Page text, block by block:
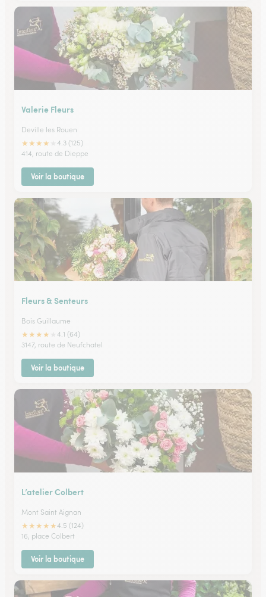
Valerie Fleurs
Deville les Rouen
★★★★
4.3 (125)
414, route de Dieppe
Voir la boutique
Fleurs & Senteurs
Bois Guillaume
★★★★
4.1 (64)
3147, route de Neufchatel
Voir la boutique
L’atelier Colbert
Mont Saint Aignan
★★★★★4.5 (124)
16, place Colbert
Voir la boutique